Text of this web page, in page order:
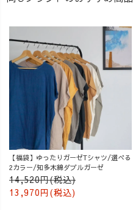
【福袋】ゆったりガーゼTシャツ/選べる
2カラー/知多木綿ダブルガーゼ
14,520円(税込)
13,970円(税込)